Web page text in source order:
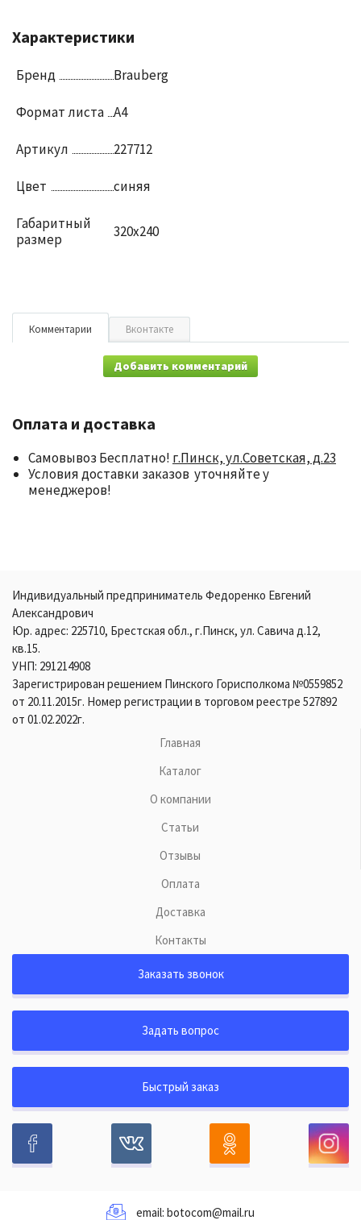
Характеристики
Бренд Brauberg
Формат листа A4
Артикул 227712
Цвет синяя
Габаритный
размер
320х240
Комментарии Вконтакте
Добавить комментарий
Оплата и доставка
Самовывоз Бесплатно! г.Пинск, ул.Советская, д.23
Условия доставки заказов уточняйте у
менеджеров!
Индивидуальный предприниматель Федоренко Евгений
Александрович
Юр. адрес: 225710, Брестская обл., г.Пинск, ул. Савича д.12,
кв.15.
УНП: 291214908
Зарегистрирован решением Пинского Горисполкома №0559852
от 20.11.2015г. Номер регистрации в торговом реестре 527892
от 01.02.2022г.
Главная
Каталог
О компании
Статьи
Отзывы
Оплата
Доставка
Контакты
Заказать звонок
Задать вопрос
Быстрый заказ
email: botocom@mail.ru